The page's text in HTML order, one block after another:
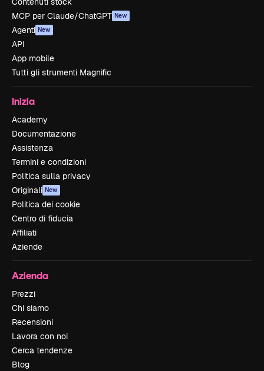
MCP per Claude/ChatGPT New
Agenti New
API
App mobile
Tutti gli strumenti Magnific
Inizia
Academy
Documentazione
Assistenza
Termini e condizioni
Politica sulla privacy
Originali New
Politica dei cookie
Centro di fiducia
Affiliati
Aziende
Azienda
Prezzi
Chi siamo
Recensioni
Lavora con noi
Cerca tendenze
Blog